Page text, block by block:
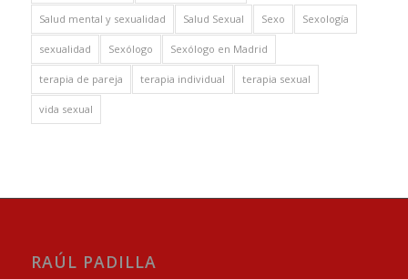
Salud mental y sexualidad Salud Sexual Sexo Sexología
sexualidad Sexólogo Sexólogo en Madrid
terapia de pareja terapia individual terapia sexual
vida sexual
RAÚL PADILLA